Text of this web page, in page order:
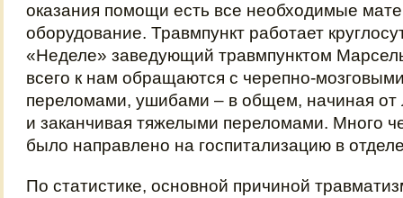
оказания помощи есть все необходимые
оборудование. Травмпункт работает
«Неделе» заведующий травмпунктом
всего к нам обращаются с черепно-
переломами, ушибами – в общем, начиная от
и заканчивая тяжелыми переломами. Много
было направлено на госпитализацию в
По статистике, основной причиной